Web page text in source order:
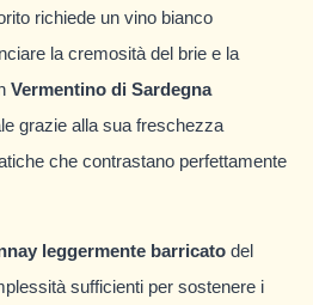
richiede un vino bianco
la cremosità del brie e la
Vermentino di Sardegna
grazie alla sua freschezza
che contrastano perfettamente
leggermente barricato del
sufficienti per sostenere i